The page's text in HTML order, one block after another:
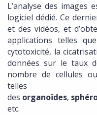
L’analyse des images
logiciel dédié. Ce
et des vidéos, et
applications telles
cytotoxicité, la
données sur le taux
nombre de cellules
des organoïdes,
etc.